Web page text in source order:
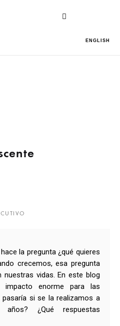
ENGLISH
la pregunta ¿qué quieres
crecemos, esa pregunta
nuestras vidas. En este blog
enorme para las
pasaría si se la realizamos a
¿Qué respuestas